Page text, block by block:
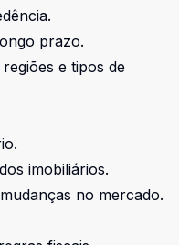
prazo.
e tipos de
imobiliários.
no mercado.